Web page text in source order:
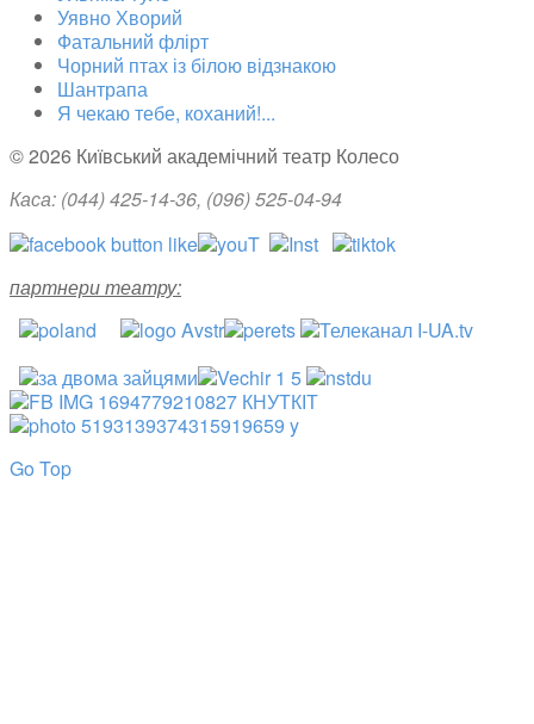
Уявно Хворий
Фатальний флірт
Чорний птах із білою відзнакою
Шантрапа
Я чекаю тебе, коханий!...
© 2026 Київський академічний театр Колесо
Каса: (044)425-14-36, (096) 525-04-94
партнери театру:
Go Top